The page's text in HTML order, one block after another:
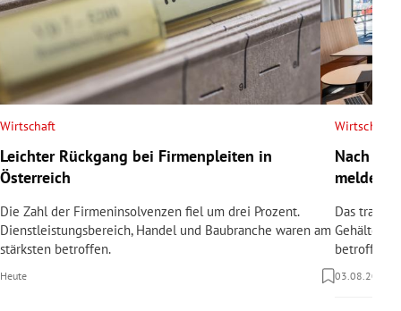
Wirtschaft
Leichter Rückgang bei Firmenpleiten in
Österreich
Die Zahl der Firmeninsolvenzen fiel um drei Prozent.
Dienstleistungsbereich, Handel und Baubranche waren am
stärksten betroffen.
Heute
Wirtschaft
Nach
meldet
Das
Gehälter
betroffen.
03.08.2026